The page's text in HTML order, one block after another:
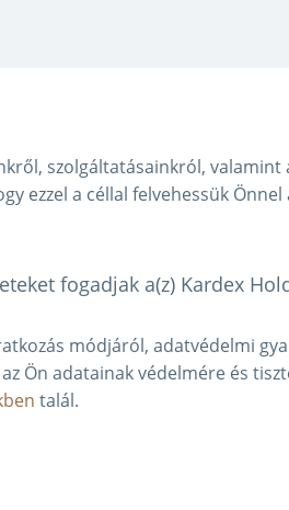
szolgáltatásainkról, valamint
ezzel a céllal felvehessük
fogadjak a(z) Kardex
módjáról, adatvédelmi
Ön adatainak védelmére és
talál.